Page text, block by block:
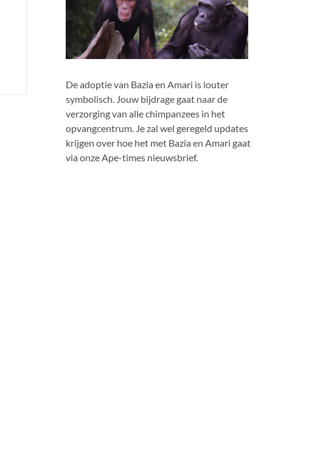
De adoptie van Bazia en Amari is louter
symbolisch. Jouw bijdrage gaat naar de
verzorging van alle chimpanzees in het
opvangcentrum. Je zal wel geregeld updates
krijgen over hoe het met Bazia en Amari gaat
via onze Ape-times nieuwsbrief.